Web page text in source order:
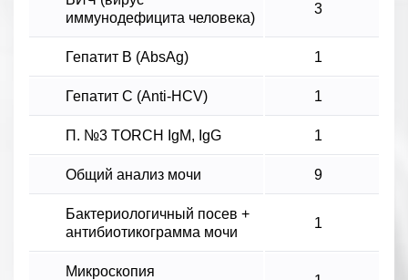
иммунодефицита человека)
3
Гепатит В (AbsAg) 1
Гепатит С (Anti-HCV) 1
П. №3 TORCH IgM, IgG 1
Общий анализ мочи 9
Бактериологичный посев +
антибиотикограмма мочи
1
Микроскопия